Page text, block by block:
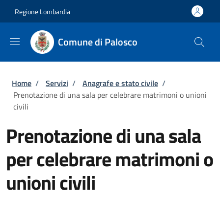
Regione Lombardia
Comune di Palosco
Briciole di pane
Home / Servizi / Anagrafe e stato civile /
Prenotazione di una sala per celebrare matrimoni o unioni
civili
Prenotazione di una sala
per celebrare matrimoni o
unioni civili